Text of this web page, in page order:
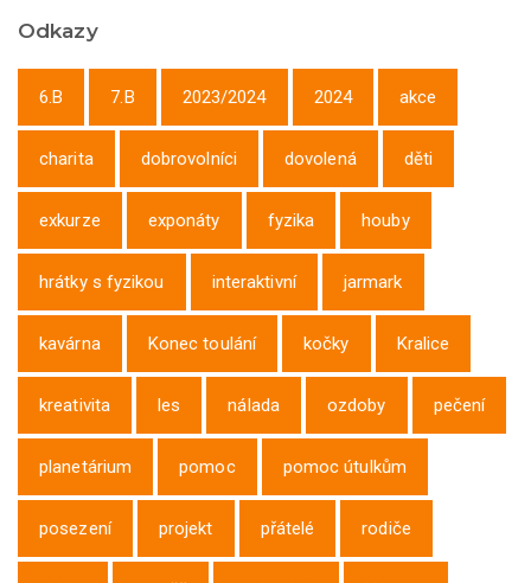
Odkazy
6.B 7.B 2023/2024 2024 akce
charita dobrovolníci dovolená děti
exkurze exponáty fyzika houby
hrátky s fyzikou interaktivní jarmark
kavárna Konec toulání kočky Kralice
kreativita les nálada ozdoby pečení
planetárium pomoc pomoc útulkům
posezení projekt přátelé rodiče